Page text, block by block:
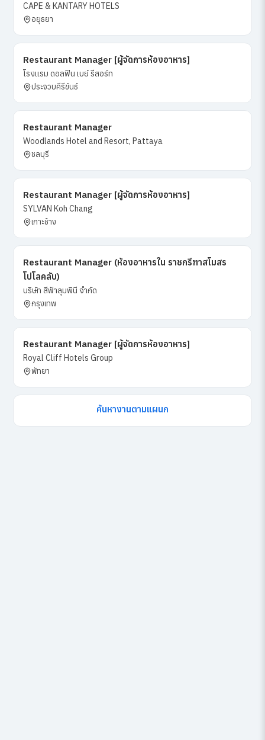
CAPE & KANTARY HOTELS
อยุธยา
Restaurant Manager [ผู้จัดการห้องอาหาร]
โรงแรม ดอลฟิน เบย์ รีสอร์ท
ประจวบคีรีขันธ์
Restaurant Manager
Woodlands Hotel and Resort, Pattaya
ชลบุรี
Restaurant Manager [ผู้จัดการห้องอาหาร]
SYLVAN Koh Chang
เกาะช้าง
Restaurant Manager (ห้องอาหารใน ราชกรีฑาสโมสร
โปโลคลับ)
บริษัท สีฟ้าลุมพินี จำกัด
กรุงเทพ
Restaurant Manager [ผู้จัดการห้องอาหาร]
Royal Cliff Hotels Group
พัทยา
ค้นหางานตามแผนก